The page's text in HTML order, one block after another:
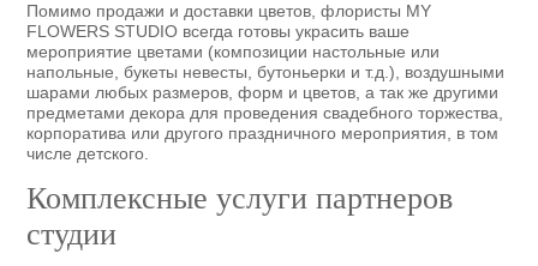
Помимо продажи и доставки цветов, флористы MY
FLOWERS STUDIO всегда готовы украсить ваше
мероприятие цветами (композиции настольные или
напольные, букеты невесты, бутоньерки и т.д.), воздушными
шарами любых размеров, форм и цветов, а так же другими
предметами декора для проведения свадебного торжества,
корпоратива или другого праздничного мероприятия, в том
числе детского.
Комплексные услуги партнеров
студии